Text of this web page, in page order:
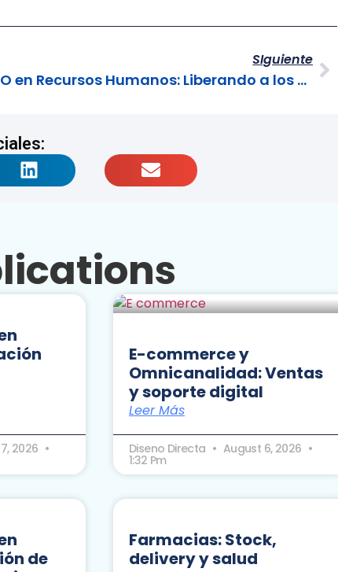
SIguiente
El BPO en Recursos Humanos: Liberando a los Talentos para la Estrategia
2026
E-commerce y
Omnicanalidad: Ventas
y soporte digital
Leer Más
Diseno Directa August 6, 2026
1:32 Pm
de
Farmacias: Stock,
delivery y salud